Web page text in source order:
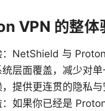
VPN 的整体
：NetShield 与
层面覆盖，减少对
提供更连贯的隐私与
：如果你已经是